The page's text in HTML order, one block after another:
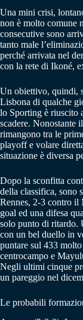
Una mini crisi,
non è molto comune
consecutive sono
tanto male
perché arrivata nel
con la rete di Ikoné,
Un obiettivo, quindi,
Lisbona di qualche
lo Sporting è riuscito
scadere. Nonostante
rimangono tra le
playoff e volare
situazione è diversa
Dopo la sconfitta
della classifica, sono
Rennes, 2-3 contro
goal ed una difesa
solo punto di ritardo.
con un bel duello in
puntare sul 433
centrocampo e
Negli ultimi cinque
un pareggio nel
Le probabili